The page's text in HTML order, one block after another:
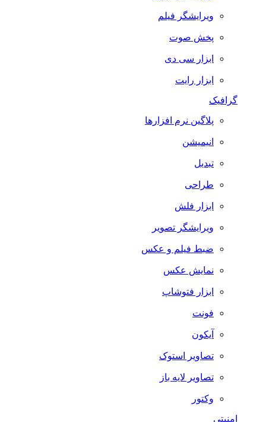
ویرایشگر فیلم
پخش صوت
ابزار سی دی
ابزار رایت
گرافیک
پلاگین نرم افزارها
انیمیشن
تبدیل
طراحی
ابزار فلش
ویرایشگر تصویر
ضبط فيلم و عكس
نمایش عکس
ابزار فتوشاپ
فونت
آیکون
تصاویر استوک
تصاویر لایه باز
وکتور